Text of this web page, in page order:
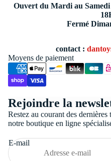
Ouvert du Mardi au Samedi
Fermé
contact :
Moyens de paiement
Rejoindre la
Restez au courant des
notre boutique en ligne
E-mail
Conditions générales de vente
Coordonnées
Politique d’expédition